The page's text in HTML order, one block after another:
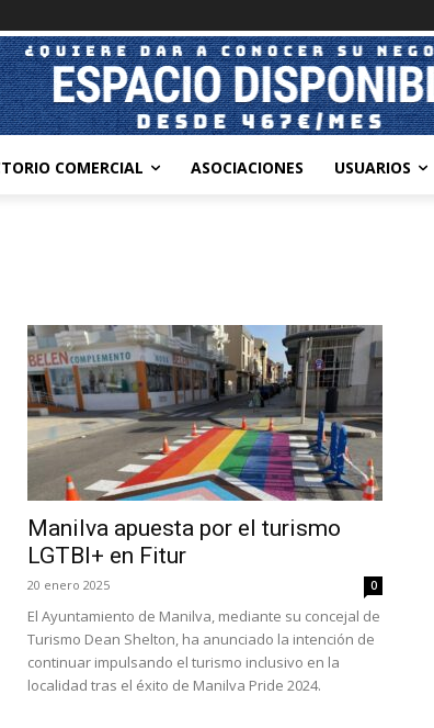
COMERCIAL ASOCIACIONES USUARIOS
Manilva apuesta por el turismo
LGTBI+ en Fitur
20 enero 2025 0
El Ayuntamiento de Manilva, mediante su concejal de
Turismo Dean Shelton, ha anunciado la intención de
continuar impulsando el turismo inclusivo en la
localidad tras el éxito de Manilva Pride 2024.